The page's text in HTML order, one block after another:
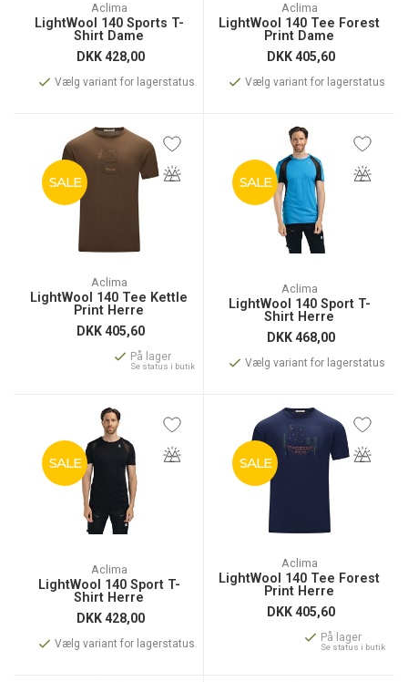
Aclima
LightWool 140 Sports T-
Shirt Dame
DKK428,00
Vælg variant for lagerstatus
Aclima
LightWool 140 Tee Forest
Print Dame
DKK405,60
Vælg variant for lagerstatus
SALE
Aclima
LightWool 140 Tee Kettle
Print Herre
DKK405,60
På lager
Se status i butik
SALE
Aclima
LightWool 140 Sport T-
Shirt Herre
DKK468,00
Vælg variant for lagerstatus
SALE
Aclima
LightWool 140 Sport T-
Shirt Herre
DKK428,00
Vælg variant for lagerstatus
SALE
Aclima
LightWool 140 Tee Forest
Print Herre
DKK405,60
På lager
Se status i butik